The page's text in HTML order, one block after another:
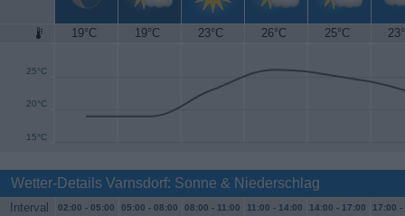
19°C 19°C 23°C 26°C 25°C
15°C
20°C
25°C
30°C
Wetter-Details Varnsdorf: Sonne & Niederschlag
Interval 02:00 - 05:00 05:00 - 08:00 08:00 - 11:00 11:00 - 14:00 14:00 - 17:00 17:00 -